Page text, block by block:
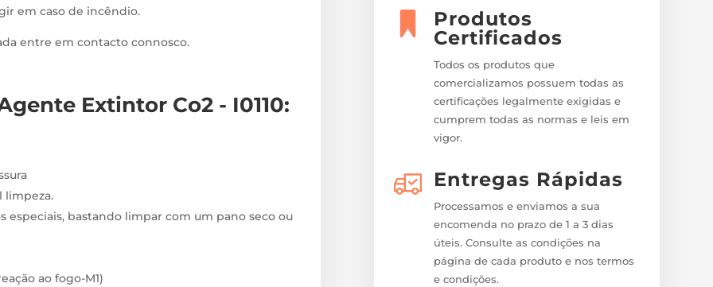
em caso de incêndio.
entre em contacto connosco.
Extintor Co2 - I0110:
limpeza.
especiais, bastando limpar com um pano seco ou
ao fogo-M1)
Produtos
Certificados
Todos os produtos que
comercializamos possuem todas as
certificações legalmente exigidas e
cumprem todas as normas e leis em
vigor.
Entregas Rápidas
Processamos e enviamos a sua
encomenda no prazo de 1 a 3 dias
úteis. Consulte as condições na
página de cada produto e nos termos
e condições.